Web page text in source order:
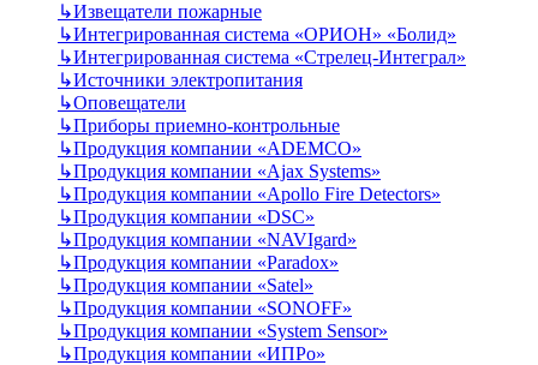
↳Извещатели пожарные
↳Интегрированная система «ОРИОН» «Болид»
↳Интегрированная система «Стрелец-Интеграл»
↳Источники электропитания
↳Оповещатели
↳Приборы приемно-контрольные
↳Продукция компании «ADEMCO»
↳Продукция компании «Ajax Systems»
↳Продукция компании «Apollo Fire Detectors»
↳Продукция компании «DSC»
↳Продукция компании «NAVIgard»
↳Продукция компании «Paradox»
↳Продукция компании «Satel»
↳Продукция компании «SONOFF»
↳Продукция компании «System Sensor»
↳Продукция компании «ИПРо»